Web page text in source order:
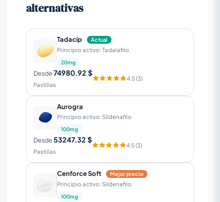
alternativas
Tadacip Actual
Principio activo: Tadalafilo
20mg
Desde74980.92 $
Pastillas
4.5 (3)
Aurogra
Principio activo: Sildenafilo
100mg
Desde53247.32 $
Pastillas
4.5 (3)
Cenforce Soft Mejor precio
Principio activo: Sildenafilo
100mg